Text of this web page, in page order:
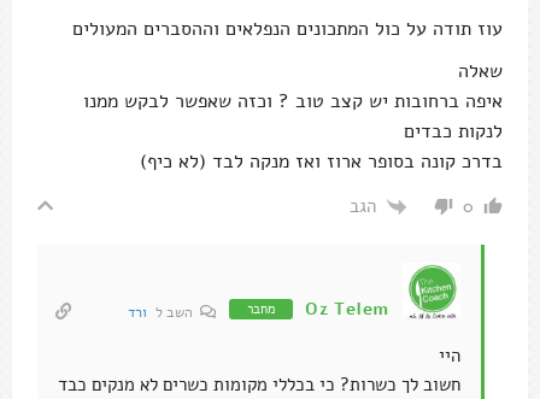
עוז תודה על כול המתכונים הנפלאים וההסברים המעולים
שאלה
איפה ברחובות יש קצב טוב ? וכזה שאפשר לבקש ממנו
לנקות כבדים
בדרכ קונה בסופר ארוז ואז מנקה לבד (לא כיף)
0 הגב
Oz Telem מחבר השב ל ורד
היי
חשוב לך כשרות? כי בכללי מקומות כשרים לא מנקים כבד